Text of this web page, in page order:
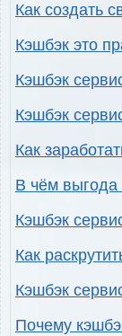
Как создать
Кэшбэк это
Кэшбэк
Кэшбэк
Как
В чём выгода
Кэшбэк
Как
Кэшбэк
Почему